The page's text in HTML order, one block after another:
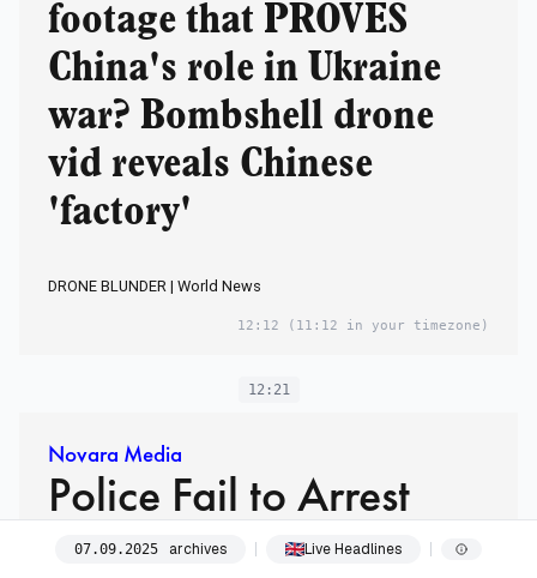
footage that PROVES
China's role in Ukraine
war? Bombshell drone
vid reveals Chinese
'factory'
DRONE BLUNDER | World News
12:12 (11:12 in your timezone)
12:21
Novara Media
Police Fail to Arrest
Two-Thirds in Biggest-
07.09.2025 archives Live Headlines